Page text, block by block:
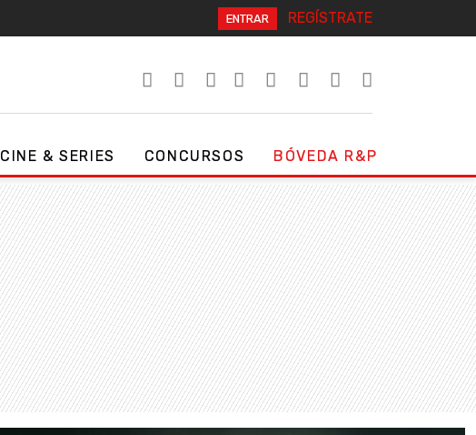
ENTRAR REGÍSTRATE
CINE & SERIES CONCURSOS BÓVEDA R&P